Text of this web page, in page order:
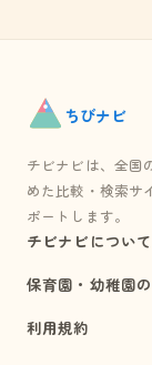
ちびナビ
チビナビは、全国
めた比較・検索サ
ポートします。
チビナビについて
保育園・幼稚園
利用規約